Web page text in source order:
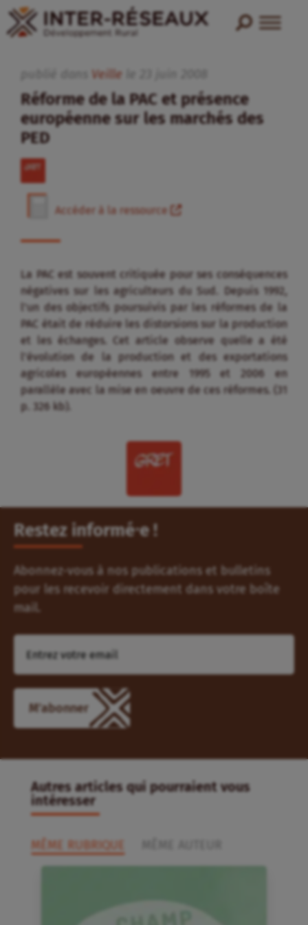
Veille
Réforme de la PAC et présence
européenne sur les marchés des
PED
Accéder à la ressource
La PAC est souvent critiquée pour ses conséquences
négatives sur les agriculteurs du Sud. Depuis 1992,
l’un des objectifs poursuivis par les réformes de la
PAC était de réduire les distorsions sur la production
et les échanges. Cet article observe quelle a été
l’évolution de la production et des exportations
agricoles européennes entre 1995 et 2006 en
parallèle avec la mise en oeuvre de ces réformes. (31
p. 326 kb).
Restez informé⸱e !
Abonnez-vous à nos publications et bulletins
pour les recevoir directement dans votre boîte
mail.
Autres articles qui pourraient vous
intéresser
MÊME RUBRIQUE